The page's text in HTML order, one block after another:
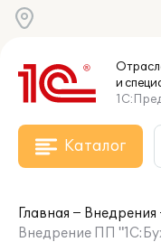
и
Каталог
Главная
Внедрения
Внедрение ПП